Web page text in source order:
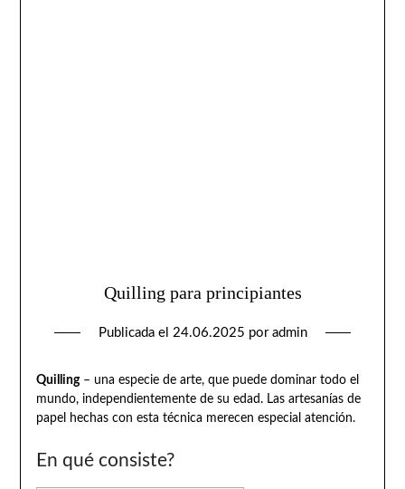
Quilling para principiantes
Publicada el 24.06.2025 por admin
Quilling– una especie de arte, que puede dominar todo el
mundo, independientemente de su edad. Las artesanías de
papel hechas con esta técnica merecen especial atención.
En qué consiste?